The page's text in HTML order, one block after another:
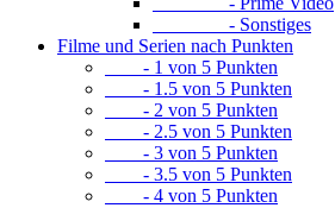
- Sonstiges
Filme und Serien nach Punkten
- 1 von 5 Punkten
- 1.5 von 5 Punkten
- 2 von 5 Punkten
- 2.5 von 5 Punkten
- 3 von 5 Punkten
- 3.5 von 5 Punkten
- 4 von 5 Punkten